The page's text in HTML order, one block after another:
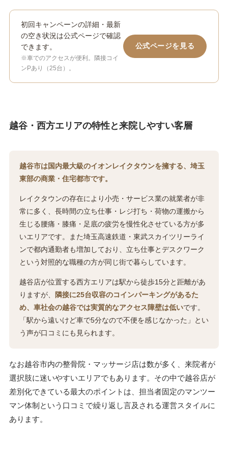
初回キャンペーンの詳細・最新
の空き状況は公式ページで確認
できます。
※車でのアクセスが便利。隣接コイ
ンPあり（25台）。
公式ページを見る
越谷・西方エリアの特性と来院しやすい客層
越谷市は国内最大級のイオンレイクタウンを擁する、埼玉
東部の商業・住宅都市です。
レイクタウンの存在により小売・サービス業の就業者が非
常に多く、長時間の立ち仕事・レジ打ち・荷物の運搬から
生じる腰痛・膝痛・足底の疲労を慢性化させている方が多
いエリアです。また埼玉高速鉄道・東武スカイツリーライ
ンで都内通勤者も増加しており、立ち仕事とデスクワーク
という対照的な職種の方が同じ街で暮らしています。
越谷店が位置する西方エリアは駅から徒歩15分と距離があ
りますが、
隣接に25台収容のコインパーキングがあるた
め、車社会の越谷では実質的なアクセス障壁は低いです。
「駅から遠いけど車で5分なので不便を感じなかった」とい
う声が口コミにも見られます。
なお越谷市内の整骨院・マッサージ店は数が多く、来院者が
選択肢に迷いやすいエリアでもあります。その中で越谷店が
差別化できている最大のポイントは、担当者固定のマンツー
マン体制という口コミで繰り返し言及される運営スタイルに
あります。